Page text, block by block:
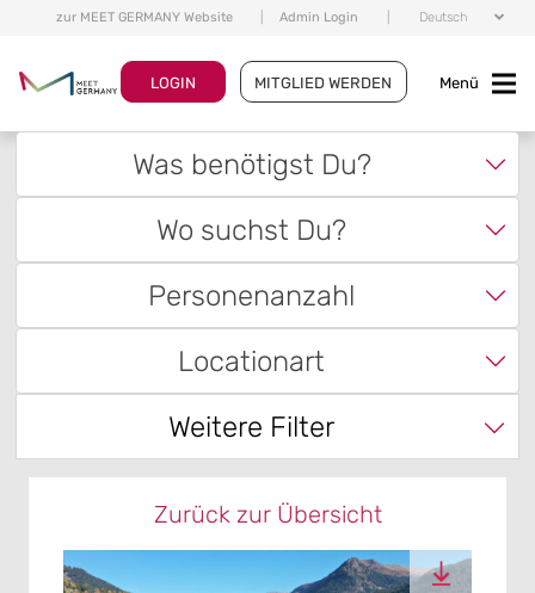
zur MEET GERMANY Website Admin Login Deutsch
LOGIN MITGLIED WERDEN Menü
Was benötigst Du?
Wo suchst Du?
Personenanzahl
Locationart
Weitere Filter
Zurück zur Übersicht